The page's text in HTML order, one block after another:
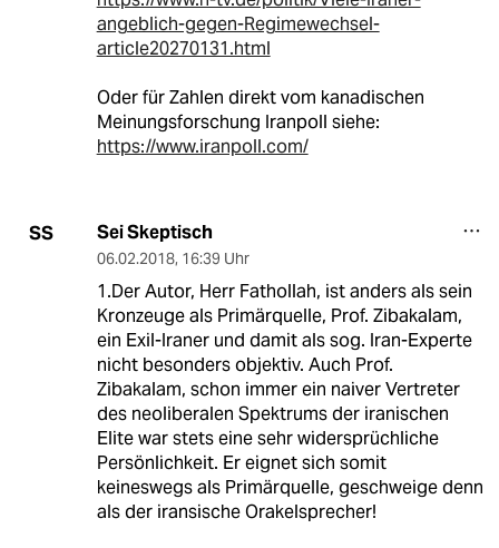
angeblich-gegen-Regimewechsel-
article20270131.html
Oder für Zahlen direkt vom kanadischen
Meinungsforschung Iranpoll siehe:
https://www.iranpoll.com/
SS Sei Skeptisch
06.02.2018, 16:39 Uhr
1.Der Autor, Herr Fathollah, ist anders als sein
Kronzeuge als Primärquelle, Prof. Zibakalam,
ein Exil-Iraner und damit als sog. Iran-Experte
nicht besonders objektiv. Auch Prof.
Zibakalam, schon immer ein naiver Vertreter
des neoliberalen Spektrums der iranischen
Elite war stets eine sehr widersprüchliche
Persönlichkeit. Er eignet sich somit
keineswegs als Primärquelle, geschweige denn
als der iransische Orakelsprecher!